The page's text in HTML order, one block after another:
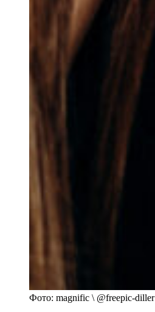
Фото: magnific \ @freepic-diller